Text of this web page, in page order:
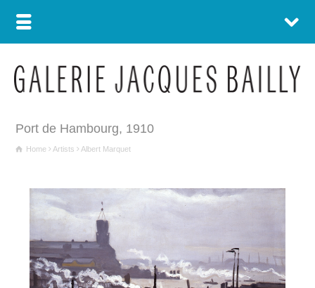
Port de Hambourg, 1910
Home Artists Albert Marquet